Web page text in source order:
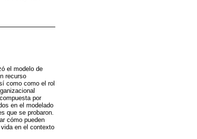
el modelo de
recurso
como como el rol
por
en el modelado
que se probaron.
cómo pueden
en el contexto